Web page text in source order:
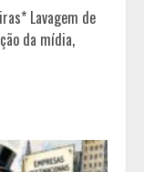
Lavagem de
da mídia,